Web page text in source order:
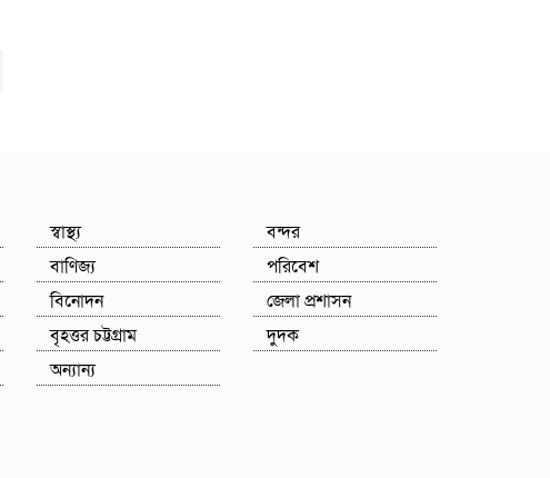
স্বাস্থ্য
বাণিজ্য
বিনোদন
বৃহত্তর চট্টগ্রাম
অন্যান্য
বন্দর
পরিবেশ
জেলা প্রশাসন
দুদক